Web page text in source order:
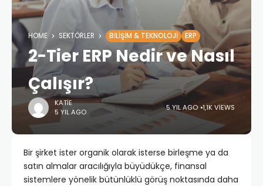
HOME SEKTÖRLER BILIŞIM & TEKNOLOJI ERP
2-Tier ERP Nedir ve Nasıl
Çalışır?
KATIE
5 YIL AGO
5 YIL AGO 1,1K VIEWS
Bir şirket ister organik olarak isterse birleşme ya da
satın almalar aracılığıyla büyüdükçe, finansal
sistemlere yönelik bütünlüklü görüş noktasında daha